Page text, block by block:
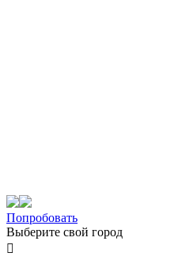
Попробовать
Выберите свой город
